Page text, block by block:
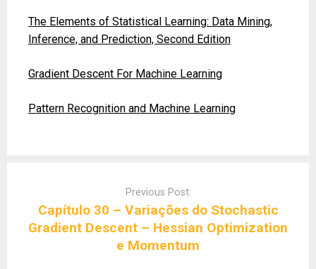
The Elements of Statistical Learning: Data Mining,
Inference, and Prediction, Second Edition
Gradient Descent For Machine Learning
Pattern Recognition and Machine Learning
Previous Post:
Capítulo 30 – Variações do Stochastic
Gradient Descent – Hessian Optimization
e Momentum